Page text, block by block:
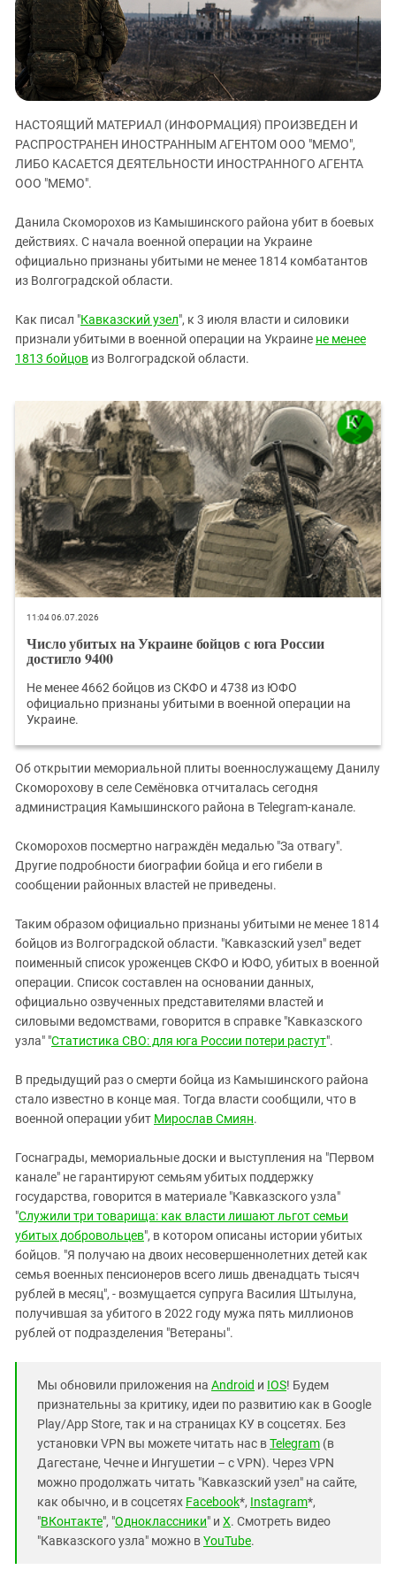
ЗАСТАВЛЯЕТ
КАВКАЗ ЗА ПАЛЕСТИНУ
ИНАКОМЫСЛИЕ В ЧЕЧНЕ
ПРЕСЛЕДОВАНИЕ АКТИВИСТОВ
МОБИЛИЗАЦИЯ И ПРОТЕСТЫ
Дагестан
Ингушетия
Кабардино-Балкария
Калмыкия
Карачаево-Черкесия
Краснодарский край
Нагорный Карабах
Ростовская область
Северная Осетия - Алания
СКФО
Ставропольский край
Чечня
Южный Кавказ
ЮФО
НАСТОЯЩИЙ МАТЕРИАЛ (ИНФОРМАЦИЯ) ПРОИЗВЕДЕН И
РАСПРОСТРАНЕН ИНОСТРАННЫМ АГЕНТОМ ООО "МЕМО",
ЛИБО КАСАЕТСЯ ДЕЯТЕЛЬНОСТИ ИНОСТРАННОГО АГЕНТА
ООО "МЕМО".
Данила Скоморохов из Камышинского района убит в боевых
действиях. С начала военной операции на Украине
официально признаны убитыми не менее 1814 комбатантов
из Волгоградской области.
Как писал "Кавказский узел", к 3 июля власти и силовики
признали убитыми в военной операции на Украине не менее
1813 бойцов из Волгоградской области.
11:04 06.07.2026
Число убитых на Украине бойцов с юга России
достигло 9400
Не менее 4662 бойцов из СКФО и 4738 из ЮФО
официально признаны убитыми в военной операции на
Украине.
Об открытии мемориальной плиты военнослужащему Данилу
Скоморохову в селе Семёновка отчиталась сегодня
администрация Камышинского района в Telegram-канале.
Скоморохов посмертно награждён медалью "За отвагу".
Другие подробности биографии бойца и его гибели в
сообщении районных властей не приведены.
Таким образом официально признаны убитыми не менее 1814
бойцов из Волгоградской области. "Кавказский узел" ведет
поименный список уроженцев СКФО и ЮФО, убитых в военной
операции. Список составлен на основании данных,
официально озвученных представителями властей и
силовыми ведомствами, говорится в справке "Кавказского
узла" "Статистика СВО: для юга России потери растут".
В предыдущий раз о смерти бойца из Камышинского района
стало известно в конце мая. Тогда власти сообщили, что в
военной операции убит Мирослав Смиян.
Госнаграды, мемориальные доски и выступления на "Первом
канале" не гарантируют семьям убитых поддержку
государства, говорится в материале "Кавказского узла"
"Служили три товарища: как власти лишают льгот семьи
убитых добровольцев", в котором описаны истории убитых
бойцов. "Я получаю на двоих несовершеннолетних детей как
семья военных пенсионеров всего лишь двенадцать тысяч
рублей в месяц", - возмущается супруга Василия Штылуна,
получившая за убитого в 2022 году мужа пять миллионов
рублей от подразделения "Ветераны".
Мы обновили приложения на Android и IOS! Будем
признательны за критику, идеи по развитию как в Google
Play/App Store, так и на страницах КУ в соцсетях. Без
установки VPN вы можете читать нас вTelegram (в
Дагестане, Чечне и Ингушетии – с VPN). Через VPN
можно продолжать читать "Кавказский узел" на сайте,
как обычно, и в соцсетях Facebook*, Instagram*,
"ВКонтакте", "Одноклассники" и X. Смотреть видео
"Кавказского узла" можно вYouTube.